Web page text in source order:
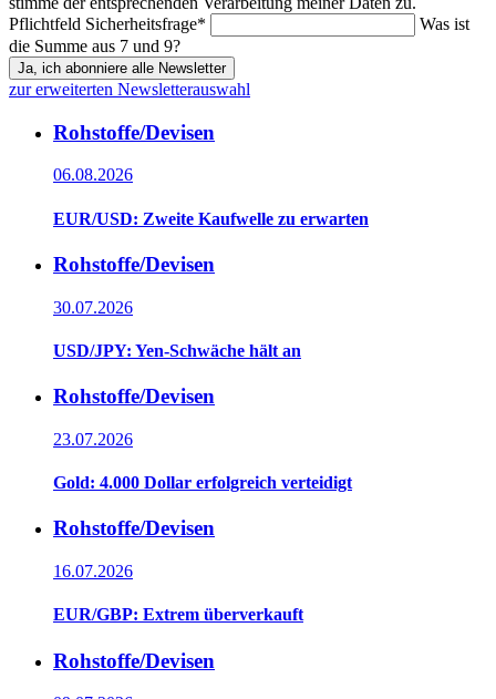
Pflichtfeld Sicherheitsfrage*
Was ist
die Summe aus 7 und 9?
Ja, ich abonniere alle Newsletter
zur erweiterten Newsletterauswahl
Rohstoffe/Devisen
06.08.2026
EUR/USD: Zweite Kaufwelle zu erwarten
Rohstoffe/Devisen
30.07.2026
USD/JPY: Yen-Schwäche hält an
Rohstoffe/Devisen
23.07.2026
Gold: 4.000 Dollar erfolgreich verteidigt
Rohstoffe/Devisen
16.07.2026
EUR/GBP: Extrem überverkauft
Rohstoffe/Devisen